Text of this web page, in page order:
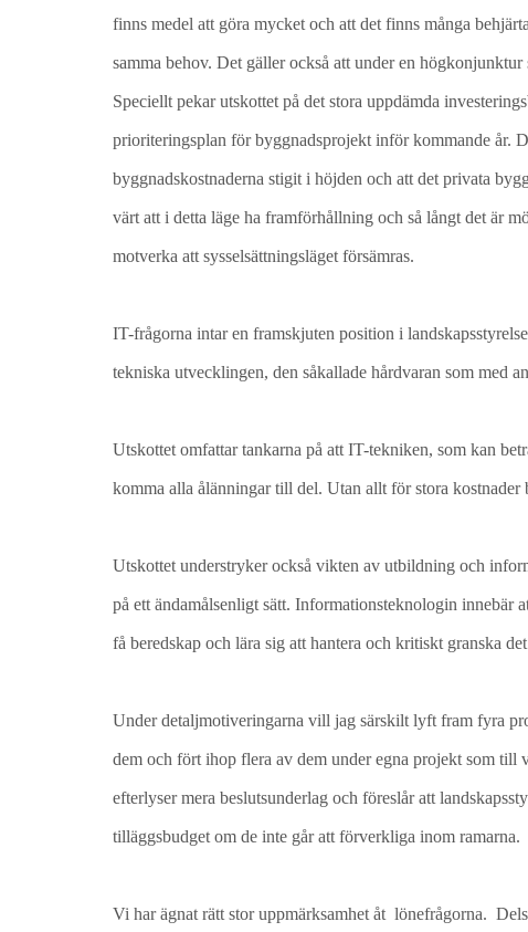
finns medel att göra mycket och att det finns många
samma behov. Det gäller också att under en
Speciellt pekar utskottet på det stora uppdämda
prioriteringsplan för byggnadsprojekt inför kommande år.
byggnadskostnaderna stigit i höjden och att det privata
värt att i detta läge ha framförhållning och så långt det är
motverka att sysselsättningsläget försämras.
IT-frågorna intar en framskjuten position i
tekniska utvecklingen, den såkallade hårdvaran som med
Utskottet omfattar tankarna på att IT-tekniken, som kan
komma alla ålänningar till del. Utan allt för stora
Utskottet understryker också vikten av utbildning och
på ett ändamålsenligt sätt. Informationsteknologin
få beredskap och lära sig att hantera och kritiskt granska
Under detaljmotiveringarna vill jag särskilt lyft fram fyra
dem och fört ihop flera av dem under egna projekt som till
efterlyser mera beslutsunderlag och föreslår att
tilläggsbudget om de inte går att förverkliga inom ramarna.
Vi har ägnat rätt stor uppmärksamhet åt lönefrågorna.